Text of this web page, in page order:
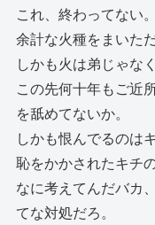
これ、終わってない。
余計な火種をまいただ
しかも火は弟じゃな
この先何十年もご近
を舐めてないか。
しかも恨んでるのは
恥をかかされたキチ
なに考えてんだバカ
てな対処だろ。